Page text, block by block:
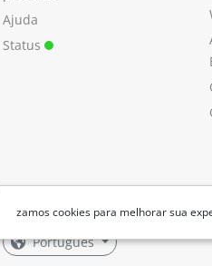
zamos cookies para melhorar sua
Ajuda
Status
Português